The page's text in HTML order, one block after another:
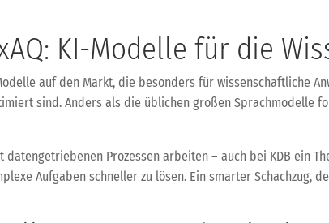
KI-Modelle für die
auf den Markt, die besonders für wissenschaftliche
sind. Anders als die üblichen großen Sprachmodelle
datengetriebenen Prozessen arbeiten – auch bei KDB ein
Aufgaben schneller zu lösen. Ein smarter Schachzug,